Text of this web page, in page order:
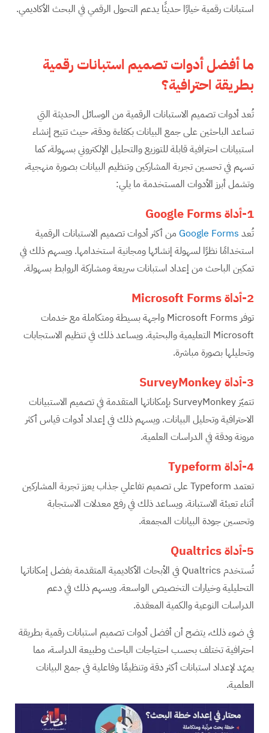
استبانات رقمية خيارًا حديثًا يدعم التحول الرقمي في البحث الأكاديمي.
ما أفضل أدوات تصميم استبانات رقمية
بطريقة احترافية؟
تُعد أدوات تصميم الاستبانات الرقمية من الوسائل الحديثة التي
تساعد الباحثين على جمع البيانات بكفاءة ودقة، حيث تتيح إنشاء
استبيانات احترافية قابلة للتوزيع والتحليل الإلكتروني بسهولة، كما
تسهم في تحسين تجربة المشاركين وتنظيم البيانات بصورة منهجية،
وتشمل أبرز الأدوات المستخدمة ما يلي:
1-أداة
تُعد Google Forms من أكثر أدوات تصميم الاستبانات الرقمية
استخدامًا نظرًا لسهولة إنشائها ومجانية استخدامها. ويسهم ذلك في
تمكين الباحث من إعداد استبانات سريعة ومشاركة الروابط بسهولة.
2-أداة
توفر Microsoft Forms واجهة بسيطة ومتكاملة مع خدمات
Microsoft التعليمية والبحثية. ويساعد ذلك في تنظيم الاستجابات
وتحليلها بصورة مباشرة.
3-أداة
تتميّز SurveyMonkey بإمكاناتها المتقدمة في تصميم الاستبيانات
الاحترافية وتحليل البيانات. ويسهم ذلك في إعداد أدوات قياس أكثر
مرونة ودقة في الدراسات العلمية.
4-أداة
تعتمد Typeform على تصميم تفاعلي جذاب يعزز تجربة المشاركين
أثناء تعبئة الاستبانة. ويساعد ذلك في رفع معدلات الاستجابة
وتحسين جودة البيانات المجمعة.
5-أداة
تُستخدم Qualtrics في الأبحاث الأكاديمية المتقدمة بفضل إمكاناتها
التحليلية وخيارات التخصيص الواسعة. ويسهم ذلك في دعم
الدراسات النوعية والكمية المعقدة.
في ضوء ذلك، يتضح أن أفضل أدوات تصميم استبانات رقمية بطريقة
احترافية تختلف بحسب احتياجات الباحث وطبيعة الدراسة، مما
يمهّد لإعداد استبانات أكثر دقة وتنظيمًا وفاعلية في جمع البيانات
العلمية.